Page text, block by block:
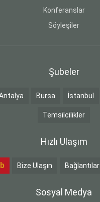
Konferanslar
Söyleşiler
Şubeler
Bursa İstanbul
Temsilcilikler
Hızlı Ulaşım
Bize Ulaşın Bağlantılar
Sosyal Medya